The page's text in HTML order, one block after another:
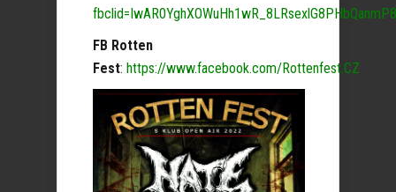
FB Rotten
Fest: https://www.facebook.com/Rottenfest.CZ